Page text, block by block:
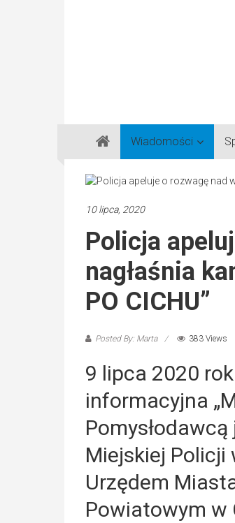
Gazeta
Regionalna
Częstochowa,
Lubliniec,
Wiadomości
10 lipca, 2020
Policja
nagłaśnia
PO CICHU”
Posted By: Marta 383 Views
9 lipca 2020
informacyjna
Miejskiej Policji
Urzędem
Powiatowym w